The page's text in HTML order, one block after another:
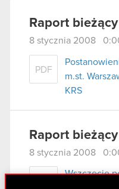
Raport
8 stycznia 2008
PDF
m.st.
KRS
Raport
8 stycznia 2008
Wszczęcie